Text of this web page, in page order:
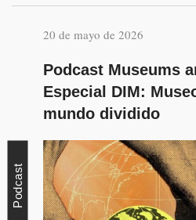
20 de mayo de 2026
Podcast Museums
Especial DIM:
mundo dividido
Podcast